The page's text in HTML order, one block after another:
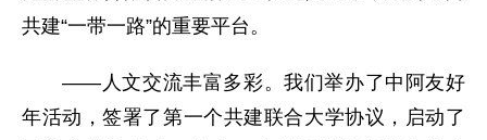
共建“一带一路”的重要平台。
——人文交流丰富多彩。我们举办了中阿友好
年活动，签署了第一个共建联合大学协议，启动了